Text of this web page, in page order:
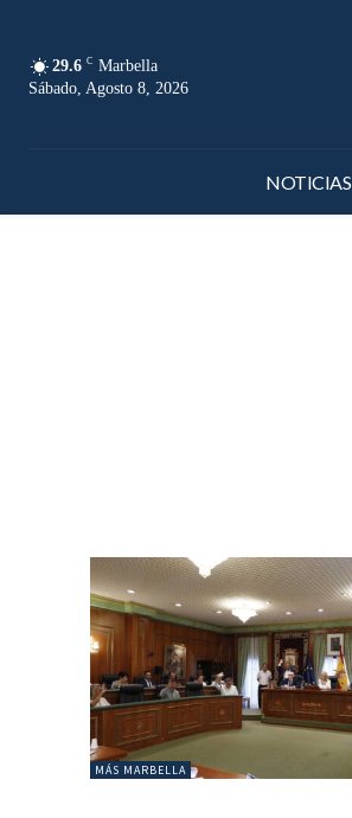
29.6 C Marbella
Sábado, Agosto 8, 2026
NOTICIAS
MÁS MARBELLA